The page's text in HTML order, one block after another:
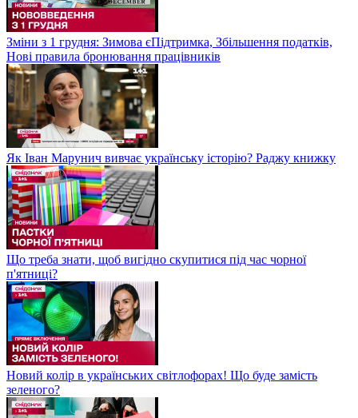
Зміни з 1 грудня: Зимова єПідтримка, Збільшення податків,
Нові правила бронювання працівників
Як Іван Марунич вивчає українську історію? Раджу книжку
Що треба знати, щоб вигідно скупитися під час чорної
п'ятниці?
Новий колір в українських світлофорах! Що буде замість
зеленого?